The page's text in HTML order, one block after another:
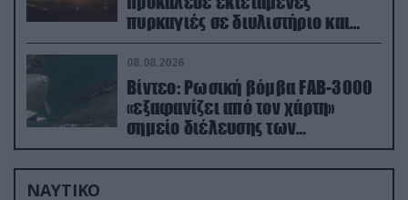
πυρκαγιές σε διυλιστήριο και
υποδομές της ρωσικής Rosneft
(βίντεο)
08.08.2026
Βίντεο: Ρωσική βόμβα FAB-3000
«εξαφανίζει από τον χάρτη»
σημείο διέλευσης των
ουκρανικών δυνάμεων στην
Ζαπορίζια
ΝΑΥΤΙΚΟ